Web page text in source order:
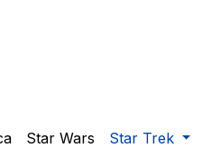
Star Wars Star Trek